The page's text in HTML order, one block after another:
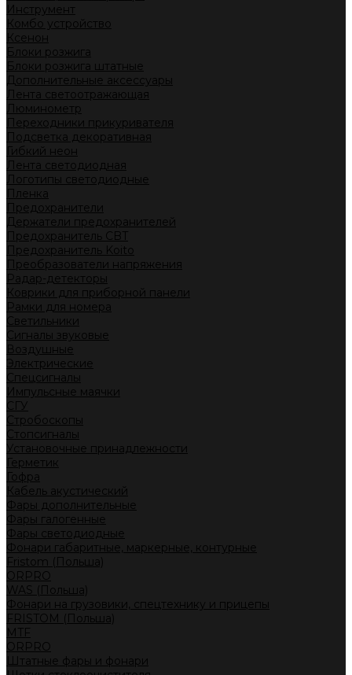
Инструмент
Комбо устройство
Ксенон
Блоки розжига
Блоки розжига штатные
Дополнительные аксессуары
Лента светоотражающая
Люминометр
Переходники прикуривателя
Подсветка декоративная
Гибкий неон
Лента светодиодная
Логотипы светодиодные
Пленка
Предохранители
Держатели предохранителей
Предохранитель CBT
Предохранитель Koito
Преобразователи напряжения
Радар-детекторы
Коврики для приборной панели
Рамки для номера
Светильники
Сигналы звуковые
Воздушные
Электрические
Спецсигналы
Импульсные маячки
СГУ
Стробоскопы
Стопсигналы
Установочные принадлежности
Герметик
Гофра
Кабель акустический
Фары дополнительные
Фары галогенные
Фары светодиодные
Фонари габаритные, маркерные, контурные
Fristom (Польша)
ORPRO
WAS (Польша)
Фонари на грузовики, спецтехнику и прицепы
FRISTOM (Польша)
MTF
ORPRO
Штатные фары и фонари